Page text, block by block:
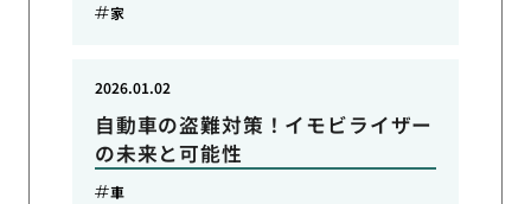
家
自動車の盗難対策！イモビライザー
の未来と可能性
2026.01.02
車